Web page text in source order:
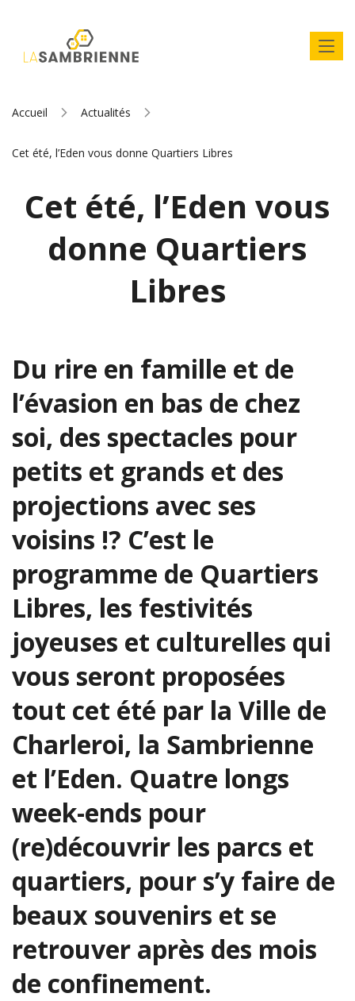
Accueil Actualités
Cet été, l’Eden vous donne Quartiers Libres
Cet été, l’Eden vous
donne Quartiers
Libres
Du rire en famille et de
l’évasion en bas de chez
soi, des spectacles pour
petits et grands et des
projections avec ses
voisins !? C’est le
programme de Quartiers
Libres, les festivités
joyeuses et culturelles qui
vous seront proposées
tout cet été par la Ville de
Charleroi, la Sambrienne
et l’Eden. Quatre longs
week-ends pour
(re)découvrir les parcs et
quartiers, pour s’y faire de
beaux souvenirs et se
retrouver après des mois
de confinement.